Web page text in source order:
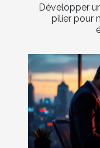
Développer
pilier pour